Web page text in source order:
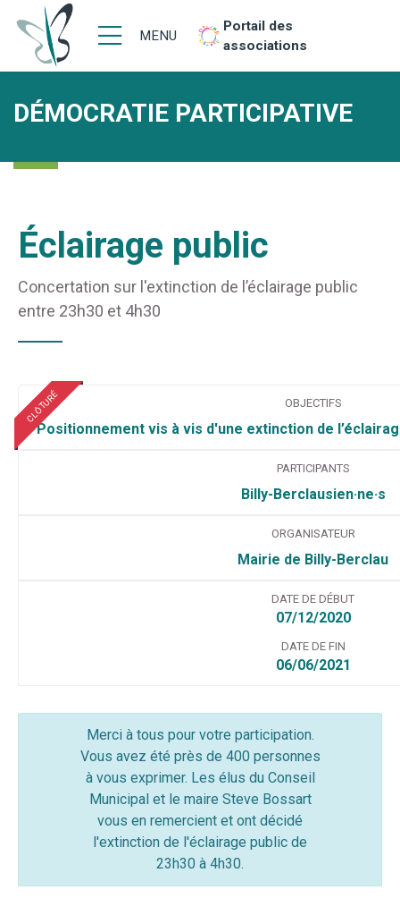
MENU
Portail des
associations
DÉMOCRATIE PARTICIPATIVE
Éclairage public
Concertation sur l'extinction de l’éclairage public
entre 23h30 et 4h30
CLÔTURÉ OBJECTIFS
Positionnement vis à vis d'une extinction de
PARTICIPANTS
Billy-Berclausien·ne·s
ORGANISATEUR
Mairie de Billy-Berclau
DATE DE DÉBUT
07/12/2020
DATE DE FIN
06/06/2021
Merci à tous pour votre participation.
Vous avez été près de 400 personnes
à vous exprimer. Les élus du Conseil
Municipal et le maire Steve Bossart
vous en remercient et ont décidé
l'extinction de l'éclairage public de
23h30 à 4h30.